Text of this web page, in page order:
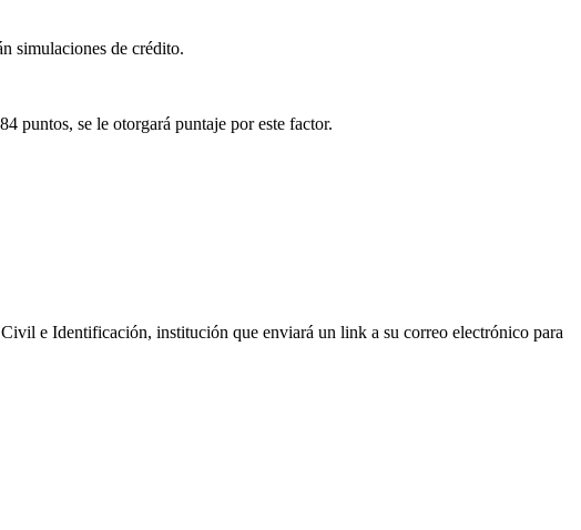
simulaciones de crédito.
puntos, se le otorgará puntaje por este factor.
e Identificación, institución que enviará un link a su correo electrónico para